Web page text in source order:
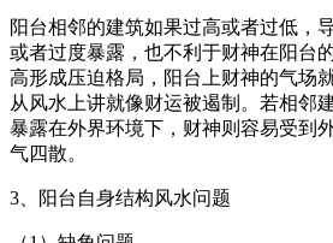
阳台相邻的建筑如果过高或者过低，
或者过度暴露，也不利于财神在阳台
高形成压迫格局，阳台上财神的气场
从风水上讲就像财运被遏制。若相邻
暴露在外界环境下，财神则容易受到
气四散。
3、阳台自身结构风水问题